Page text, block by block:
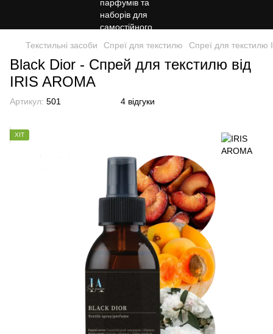
Текстильні засоби Спреї для текстилю Спреї для текстилю
Black Dior - Спрей для текстилю від
IRIS AROMA
Артикул: 501 4 відгуки
ХІТ